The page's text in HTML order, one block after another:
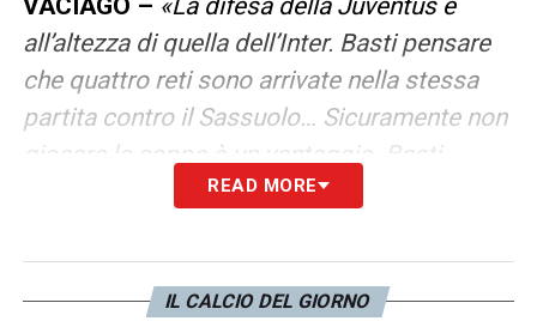
VACIAGO – «La difesa della Juventus è
all’altezza di quella dell’Inter. Basti pensare
che quattro reti sono arrivate nella stessa
partita contro il Sassuolo… Sicuramente non
giocare le coppe è un vantaggio. Basti
guardare gli infortuni che sta subendo il
anni la Juventus ha avuto sempre infortuni,
quest’anno ne sta avendo di meno. Ed è
READ MORE
IL CALCIO DEL GIORNO